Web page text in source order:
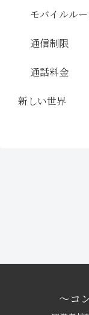
モバイルル
通信制限
通話料金
新しい世界
〜コ